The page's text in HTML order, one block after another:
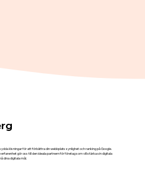
lösningar för att förbättra din webbplats synlighet och ranking på Google.
gör oss till den ideala partnern för företag som vill stärka sin digitala
dina digitala mål.